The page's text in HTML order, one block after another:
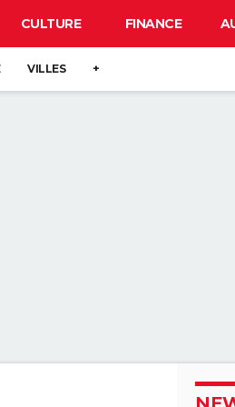
CULTURE FINANCE
VILLES +